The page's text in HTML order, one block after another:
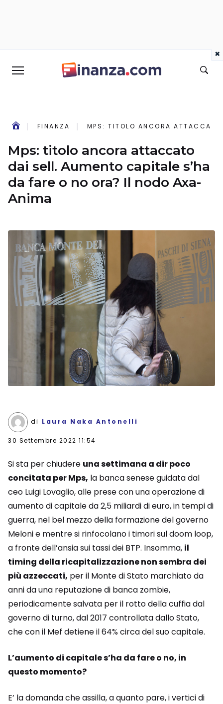
FINANZA MPS: TITOLO ANCORA
Mps: titolo ancora attaccato
dai sell. Aumento capitale s’ha
da fare o no ora? Il nodo Axa-
Anima
di Laura Naka Antonelli
30 Settembre 2022 11:54
Si sta per chiudere una settimana a dir poco
concitata per Mps, la banca senese guidata dal
ceo Luigi Lovaglio, alle prese con una operazione di
aumento di capitale da 2,5 miliardi di euro, in tempi di
guerra, nel bel mezzo della formazione del governo
Meloni e mentre si rinfocolano i timori sul doom loop,
a fronte dell’ansia sui tassi dei BTP. Insomma, il
timing della ricapitalizzazione non sembra dei
più azzeccati, per il Monte di Stato marchiato da
anni da una reputazione di banca zombie,
periodicamente salvata per il rotto della cuffia dal
governo di turno, dal 2017 controllata dallo Stato,
che con il Mef detiene il 64% circa del suo capitale.
L’aumento di capitale s’ha da fare o no, in
questo momento?
E’ la domanda che assilla, a quanto pare, i vertici di
×